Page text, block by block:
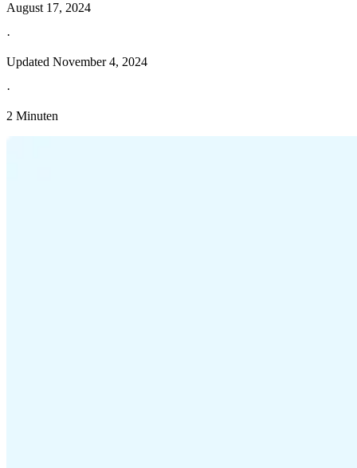
August 17, 2024
·
Updated November 4, 2024
·
2 Minuten